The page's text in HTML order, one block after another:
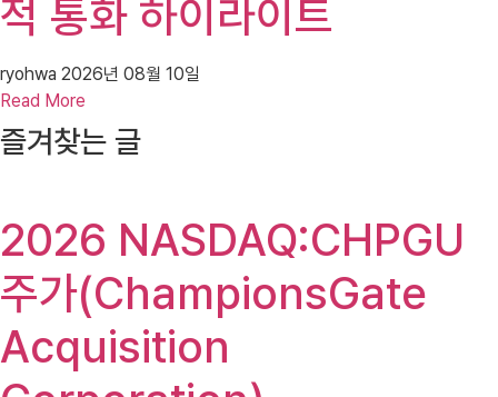
적 통화 하이라이트
ryohwa 2026년 08월 10일
Read More
즐겨찾는 글
2026 NASDAQ:CHPGU
주가(ChampionsGate
Acquisition